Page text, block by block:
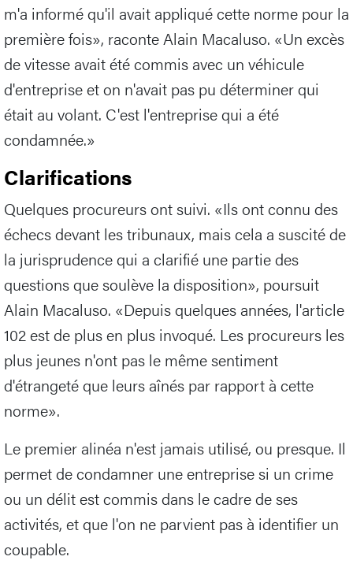
m'a informé qu'il avait appliqué cette norme pour la
première fois», raconte Alain Macaluso. «Un excès
de vitesse avait été commis avec un véhicule
d'entreprise et on n'avait pas pu déterminer qui
était au volant. C'est l'entreprise qui a été
condamnée.»
Clarifications
Quelques procureurs ont suivi. «Ils ont connu des
échecs devant les tribunaux, mais cela a suscité de
la jurisprudence qui a clarifié une partie des
questions que soulève la disposition», poursuit
Alain Macaluso. «Depuis quelques années, l'article
102 est de plus en plus invoqué. Les procureurs les
plus jeunes n'ont pas le même sentiment
d'étrangeté que leurs aînés par rapport à cette
norme».
Le premier alinéa n'est jamais utilisé, ou presque. Il
permet de condamner une entreprise si un crime
ou un délit est commis dans le cadre de ses
activités, et que l'on ne parvient pas à identifier un
coupable.